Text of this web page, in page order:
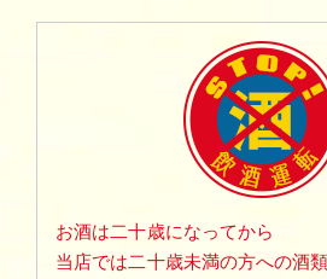
お酒は二十歳になってから
当店では二十歳未満の方への酒